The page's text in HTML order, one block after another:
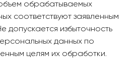
обрабатываемых
соответствуют заявленным
допускается избыточность
данных по
целям их обработки.